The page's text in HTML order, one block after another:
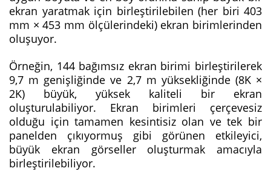
ekran yaratmak için birleştirilebilen (her biri 403
mm × 453 mm ölçülerindeki) ekran birimlerinden
oluşuyor.
Örneğin, 144 bağımsız ekran birimi birleştirilerek
9,7 m genişliğinde ve 2,7 m yüksekliğinde (8K ×
2K) büyük, yüksek kaliteli bir ekran
oluşturulabiliyor. Ekran birimleri çerçevesiz
olduğu için tamamen kesintisiz olan ve tek bir
panelden çıkıyormuş gibi görünen etkileyici,
büyük ekran görseller oluşturmak amacıyla
birleştirilebiliyor.